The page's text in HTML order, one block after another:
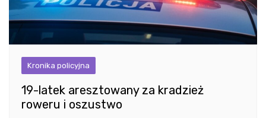
Kronika policyjna
19-latek aresztowany za kradzież
roweru i oszustwo